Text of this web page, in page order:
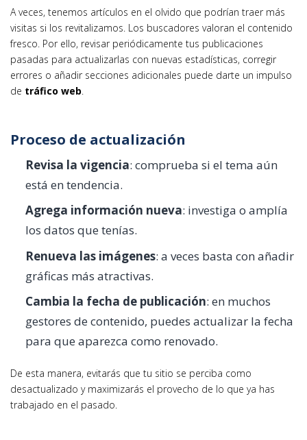
A veces, tenemos artículos en el olvido que podrían traer más
visitas si los revitalizamos. Los buscadores valoran el contenido
fresco. Por ello, revisar periódicamente tus publicaciones
pasadas para actualizarlas con nuevas estadísticas, corregir
errores o añadir secciones adicionales puede darte un impulso
de tráfico web
Proceso de actualización
Revisa la vigencia: comprueba si el tema aún
está en tendencia.
Agrega información nueva: investiga o amplía
los datos que tenías.
Renueva las imágenes: a veces basta con añadir
gráficas más atractivas.
Cambia la fecha de publicación: en muchos
gestores de contenido, puedes actualizar la fecha
para que aparezca como renovado.
De esta manera, evitarás que tu sitio se perciba como
desactualizado y maximizarás el provecho de lo que ya has
trabajado en el pasado.